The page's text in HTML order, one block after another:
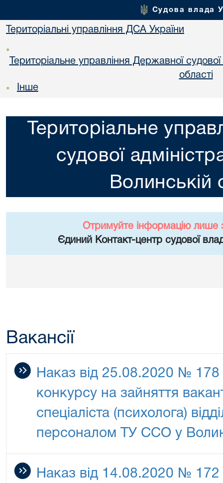
Судова влада
Територіальні управління ДСА України
•
Територіальне управління Державної судової
областi
• Інше
Територіальне
судової
Волинській
Отримуйте інформацію лише
Єдиний Контакт-центр судової
Вакансії
Наказ від 25.08.2020 №
конкурсу на зайняття
спеціаліста (психолога)
персоналом ТУ ССО у
Наказ від 14.08.2020 №